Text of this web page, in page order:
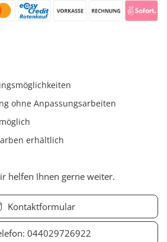
ohne Anpassungsarbeiten
erhältlich
helfen Ihnen gerne weiter.
Kontaktformular
044029726922